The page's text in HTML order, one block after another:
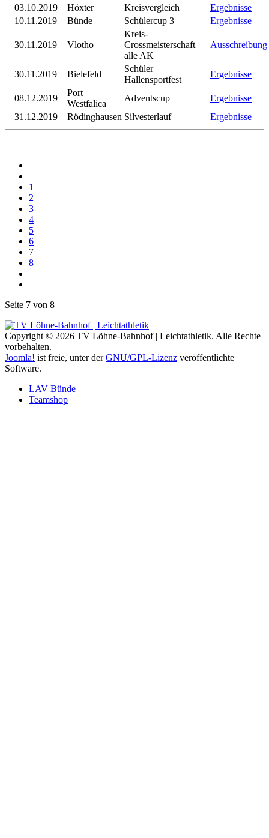
03.10.2019
Höxter Kreisvergleich
Ergebnisse
10.11.2019
Bünde Schülercup 3 Ergebnisse
30.11.2019 Vlotho
Kreis-
Crossmeisterschaft
alle AK
Ausschreibung
30.11.2019 Bielefeld
Schüler
Hallensportfest
Ergebnisse
08.12.2019
Port
Westfalica
Adventscup
Ergebnisse
31.12.2019
Rödinghausen Silvesterlauf Ergebnisse
1
2
3
4
5
6
7
8
Seite 7 von 8
Copyright © 2026 TV Löhne-Bahnhof | Leichtathletik. Alle Rechte
vorbehalten.
Joomla! ist freie, unter derGNU/GPL-Lizenz veröffentlichte
Software.
LAV Bünde
Teamshop